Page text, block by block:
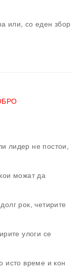
или, со еден збор
лидер не постои,
можат да
рок, четирите
улоги се
исто време и кон